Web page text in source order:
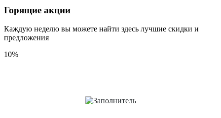
Горящие акции
Каждую неделю вы можете найти здесь лучшие скидки и
предложения
10%